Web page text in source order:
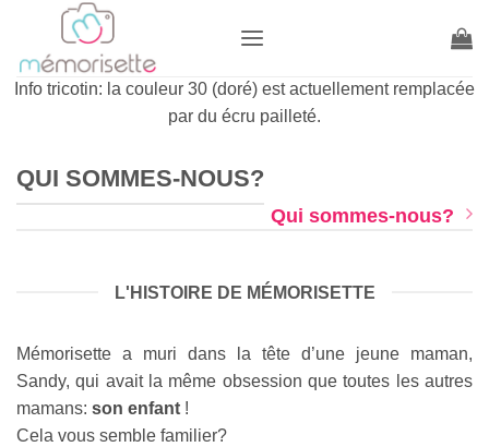
contenu
Info tricotin: la couleur 30 (doré) est actuellement remplacée
par du écru pailleté.
QUI SOMMES-NOUS?
Qui sommes-nous?
L'HISTOIRE DE MÉMORISETTE
Mémorisette a muri dans la tête d’une jeune maman,
Sandy, qui avait la même obsession que toutes les autres
mamans: son enfant !
Cela vous semble familier?